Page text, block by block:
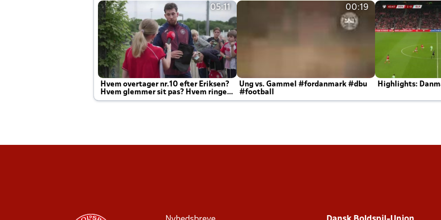
05:11
Hvem overtager nr.10 efter Eriksen?
Hvem glemmer sit pas? Hvem ringer
Joachim altid til efter kampe?
00:19
Ung vs. Gammel #fordanmark #dbu
#football
Highlights: